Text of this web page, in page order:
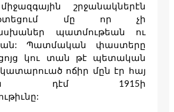
շրջանակներէն
մը որ չի
պատմութեան ու
Պատմական փաստերը
ցոյց կու տան թէ պետական
ոճիր մըն էր հայ
դէմ 1915ի